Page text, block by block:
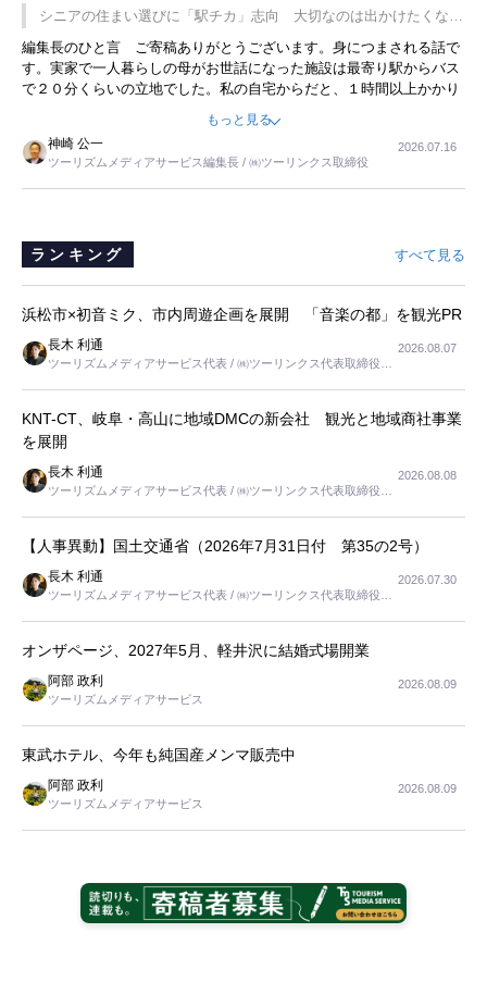
です。永井社長は、駐車場に都内ナンバーの高級外車が停まっている
ことに目をつけ、高級商品でも売れると確信したそうです。今回の記
事を懐かしく読みました。
シニアの住まい選びに「駅チカ」志向 大切なのは出かけたくなる
暮らし
編集長のひと言 ご寄稿ありがとうございます。身につまされる話で
す。実家で一人暮らしの母がお世話になった施設は最寄り駅からバス
で２０分くらいの立地でした。私の自宅からだと、１時間以上かかり
ました。母の住まいから近いという理由で、その施設を選択したので
すが、私と妹にとっては、半日仕事ででした。シニアの住まい選び
は、当人だけではなく、世話をする家族の足の便も考えない外池ない
と思いました。
もっと見る
神崎 公一
ツーリズムメディアサービス編集長 / ㈱ツーリンクス取締役
2026.07.16
ランキング すべて見る
浜松市×初音ミク、市内周遊企画を展開 「音楽の都」を観光PR
長木 利通
ツーリズムメディアサービス代表 / ㈱ツーリンクス代表取締役社
2026.08.07
KNT-CT、岐阜・高山に地域DMCの新会社 観光と地域商社事業
を展開
長木 利通
ツーリズムメディアサービス代表 / ㈱ツーリンクス代表取締役社
2026.08.08
【人事異動】国土交通省（2026年7月31日付 第35の2号）
長木 利通
ツーリズムメディアサービス代表 / ㈱ツーリンクス代表取締役社
2026.07.30
オンザページ、2027年5月、軽井沢に結婚式場開業
阿部 政利
ツーリズムメディアサービス
2026.08.09
東武ホテル、今年も純国産メンマ販売中
阿部 政利
ツーリズムメディアサービス
2026.08.09